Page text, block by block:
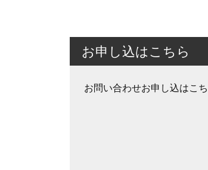
お申し込はこちら
お問い合わせお申し込はこ